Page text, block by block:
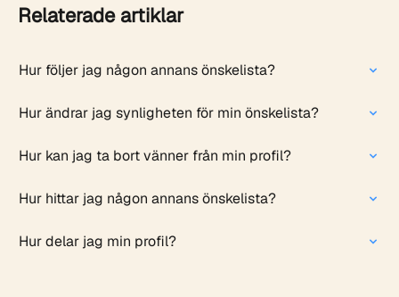
Relaterade artiklar
Hur följer jag någon annans önskelista?
Hur ändrar jag synligheten för min önskelista?
Hur kan jag ta bort vänner från min profil?
Hur hittar jag någon annans önskelista?
Hur delar jag min profil?